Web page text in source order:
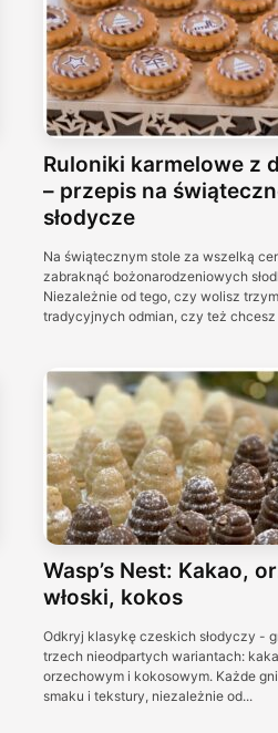
Ruloniki karmelowe z
– przepis na
słodycze
Na świątecznym stole za wszelką
zabraknąć bożonarodzeniowych
Niezależnie od tego, czy wolisz
tradycyjnych odmian, czy też chcesz
Wasp’s Nest: Kakao,
włoski, kokos
Odkryj klasykę czeskich słodyczy -
trzech nieodpartych wariantach:
orzechowym i kokosowym. Każde
smaku i tekstury, niezależnie od...